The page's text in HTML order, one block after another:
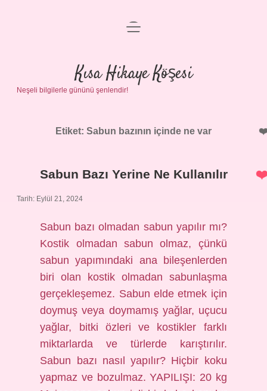
Anasayfa
Gizlilik Politikası
Yasal Uyarı
menüyü
Kısa Hikaye Köşesi
Neşeli bilgilerle gününü şenlendir!
Etiket: Sabun bazının içinde ne var
Sabun Bazı Yerine Ne Kullanılır
Tarih: Eylül 21, 2024
Sabun bazı olmadan sabun yapılır mı?
Kostik olmadan sabun olmaz, çünkü
sabun yapımındaki ana bileşenlerden
biri olan kostik olmadan sabunlaşma
gerçekleşemez. Sabun elde etmek için
doymuş veya doymamış yağlar, uçucu
yağlar, bitki özleri ve kostikler farklı
miktarlarda ve türlerde karıştırılır.
Sabun bazı nasıl yapılır? Hiçbir koku
yapmaz ve bozulmaz. YAPILIŞI: 20 kg